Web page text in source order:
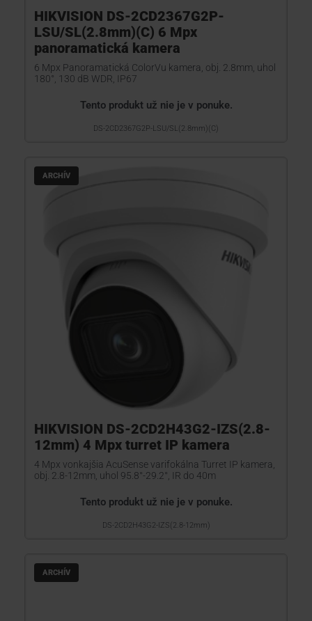
HIKVISION DS-2CD2367G2P-
LSU/SL(2.8mm)(C) 6 Mpx
panoramatická kamera
6 Mpx Panoramatická ColorVu kamera, obj. 2.8mm, uhol
180°, 130 dB WDR, IP67
Tento produkt už nie je v ponuke.
DS-2CD2367G2P-LSU/SL(2.8mm)(C)
ARCHÍV
HIKVISION DS-2CD2H43G2-IZS(2.8-
12mm) 4 Mpx turret IP kamera
4 Mpx vonkajšia AcuSense varifokálna Turret IP kamera,
obj. 2.8-12mm, uhol 95.8°-29.2°, IR do 40m
Tento produkt už nie je v ponuke.
DS-2CD2H43G2-IZS(2.8-12mm)
ARCHÍV